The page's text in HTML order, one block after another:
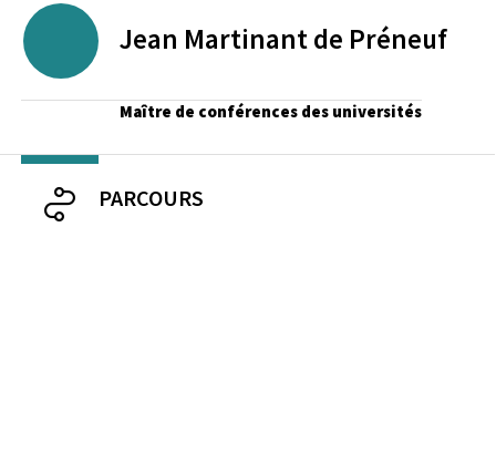
Jean Martinant de Préneuf
Maître de conférences des universités
PARCOURS